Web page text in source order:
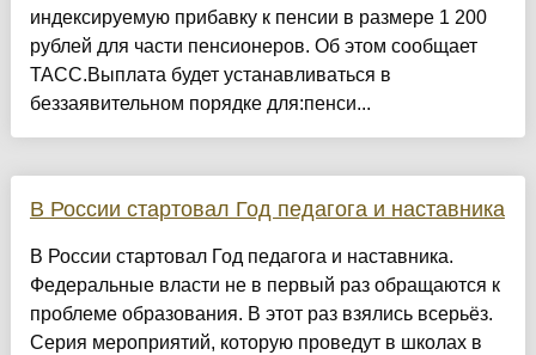
индексируемую прибавку к пенсии в размере 1 200
рублей для части пенсионеров. Об этом сообщает
ТАСС.Выплата будет устанавливаться в
беззаявительном порядке для:пенси...
В России стартовал Год педагога и наставника
В России стартовал Год педагога и наставника.
Федеральные власти не в первый раз обращаются к
проблеме образования. В этот раз взялись всерьёз.
Серия мероприятий, которую проведут в школах в